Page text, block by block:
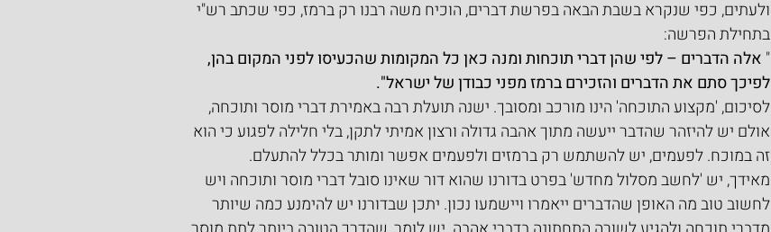
ולעתים, כפי שנקרא בשבת הבאה בפרשת דברים, הוכיח משה רבנו רק ברמז, כפי שכתב רש"י
בתחילת הפרשה:
" אלה הדברים – לפי שהן דברי תוכחות ומנה כאן כל המקומות שהכעיסו לפני המקום בהן,
לפיכך סתם את הדברים והזכירם ברמז מפני כבודן של ישראל".
לסיכום, 'מקצוע התוכחה' הינו מורכב ומסובך. ישנה תועלת רבה באמירת דברי מוסר ותוכחה,
אולם יש להיזהר שהדבר ייעשה מתוך אהבה גדולה ורצון אמיתי לתקן, בלי חלילה לפגוע כי הוא
זה במוכח. לפעמים, יש להשתמש רק ברמזים ולפעמים אפשר ומותר בכלל להתעלם.
מאידך, יש 'לחשב מסלול מחדש' בפרט בדורנו שהוא דור שאינו סובל דברי מוסר ותוכחה ויש
לחשוב טוב מה האופן שהדברים ייאמרו ויישמעו נכון. יתכן שבדורנו יש להימנע כמה שיותר